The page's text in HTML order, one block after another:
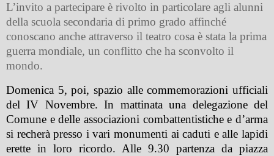
L’invito a partecipare è rivolto in particolare agli alunni
della scuola secondaria di primo grado affinché
conoscano anche attraverso il teatro cosa è stata la prima
guerra mondiale, un conflitto che ha sconvolto il
mondo.
Domenica 5, poi, spazio alle commemorazioni ufficiali
del IV Novembre. In mattinata una delegazione del
Comune e delle associazioni combattentistiche e d’arma
si recherà presso i vari monumenti ai caduti e alle lapidi
erette in loro ricordo. Alle 9.30 partenza da piazza